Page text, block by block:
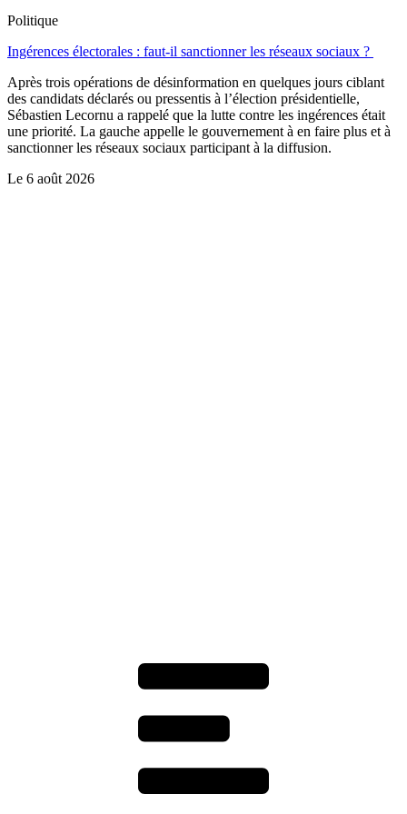
Politique
Ingérences électorales : faut-il sanctionner les réseaux sociaux ?
Après trois opérations de désinformation en quelques jours ciblant
des candidats déclarés ou pressentis à l’élection présidentielle,
Sébastien Lecornu a rappelé que la lutte contre les ingérences était
une priorité. La gauche appelle le gouvernement à en faire plus et à
sanctionner les réseaux sociaux participant à la diffusion.
Le 6 août 2026